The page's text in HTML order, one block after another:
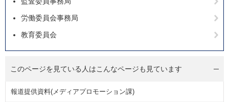
労働委員会事務局
教育委員会
このページを見ている人はこんなページも見ています
報道提供資料(メディアプロモーション課)